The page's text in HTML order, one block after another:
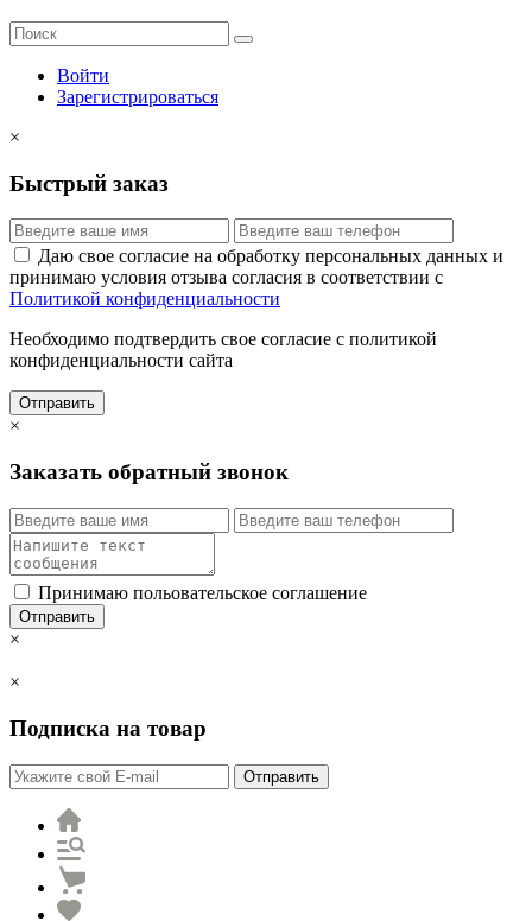
Войти
Зарегистрироваться
×
Быстрый заказ
Даю свое согласие на обработку персональных данных и
принимаю условия отзыва согласия в соответствии с
Политикой конфиденциальности
Необходимо подтвердить свое согласие с политикой
конфиденциальности сайта
Отправить
×
Заказать обратный звонок
Принимаю польовательское соглашение
Отправить
×
×
Подписка на товар
Отправить